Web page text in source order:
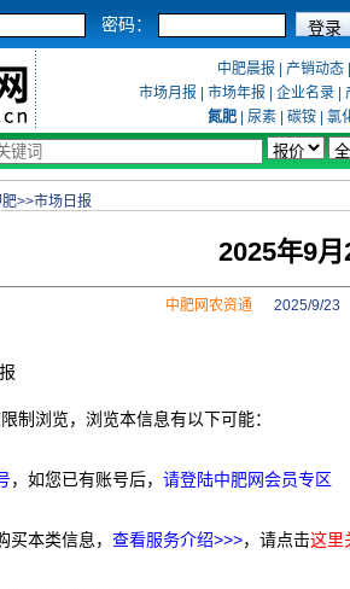
密码：
中肥晨报 产销动态
市场月报
市场年报 企业名录
氮肥
尿素 碳铵
氯
>>市场日报
2025年9
中肥网农资通 2025/9/23
制浏览，浏览本信息有以下可能：
，如您已有账号后， 请登陆中肥网会员专区
本类信息， 查看服务介绍>>>，请点击这里